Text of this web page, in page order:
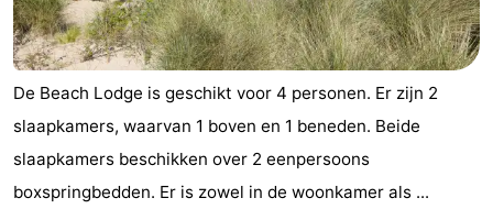
De Beach Lodge is geschikt voor 4 personen. Er zijn 2
slaapkamers, waarvan 1 boven en 1 beneden. Beide
slaapkamers beschikken over 2 eenpersoons
boxspringbedden. Er is zowel in de woonkamer als ...